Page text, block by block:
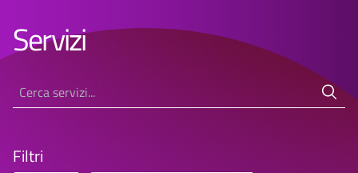
Servizi
Cerca servizi...
Filtri